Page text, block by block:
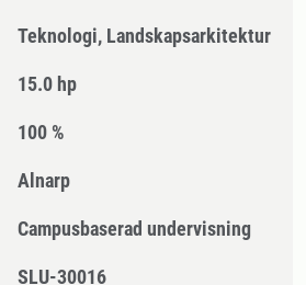
Teknologi, Landskapsarkitektur
15.0 hp
100 %
Alnarp
Campusbaserad undervisning
SLU-30016